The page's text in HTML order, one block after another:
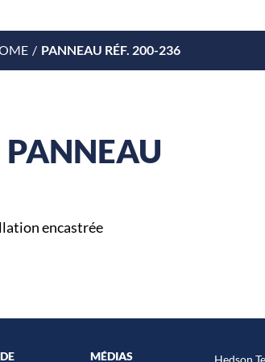
PANNEAU RÉF. 200-236
PANNEAU
encastrée
MÉDIAS Hedson